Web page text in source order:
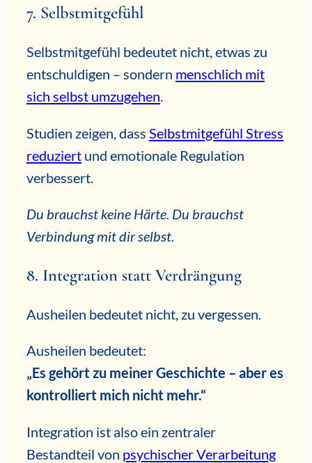
7. Selbstmitgefühl
Selbstmitgefühl bedeutet nicht, etwas zu
entschuldigen – sondern menschlich mit
sich selbst umzugehen.
Studien zeigen, dass Selbstmitgefühl Stress
reduziert und emotionale Regulation
verbessert.
Du brauchst keine Härte. Du brauchst
Verbindung mit dir selbst.
8. Integration statt Verdrängung
Ausheilen bedeutet nicht, zu vergessen.
Ausheilen bedeutet:
„Es gehört zu meiner Geschichte – aber es
kontrolliert mich nicht mehr.“
Integration ist also ein zentraler
Bestandteil von psychischer Verarbeitung